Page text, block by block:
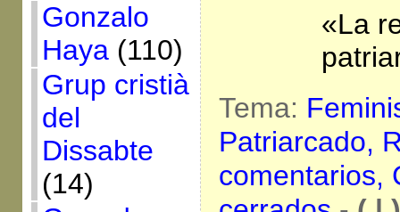
Gonzalo
Haya(110)
Grup cristià
del
Dissabte
(14)
«La
Tema:
Patriarcado,
comentarios,